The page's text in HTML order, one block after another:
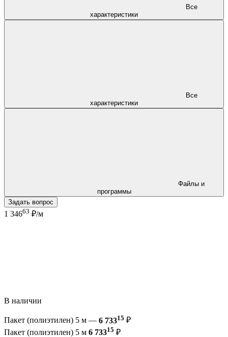
характеристики
характеристики
программы
Задать вопрос
1 34663 ₽/м
В наличии
Пакет (полиэтилен) 5 м — 6 73315 ₽
Пакет (полиэтилен) 5 м 6 73315 ₽